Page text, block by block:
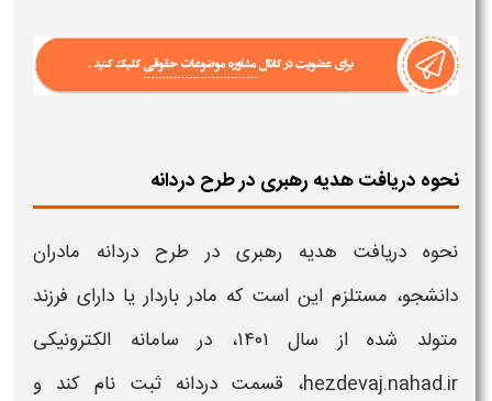
نحوه دریافت هدیه رهبری در طرح دردانه
نحوه دریافت هدیه رهبری در طرح دردانه
مادران
دانشجو، مستلزم این است که مادر باردار یا دارای فرزند
متولد شده از سال ۱۴۰۱، در
سامانه الکترونیکی
hezdevaj.nahad.ir، قسمت
دردانه ثبت نامکند و